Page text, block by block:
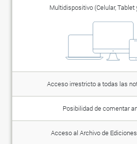
Multidispositivo (Celular, Tablet
Acceso irrestricto a todas las
Posibilidad de comentar
Acceso al Archivo de